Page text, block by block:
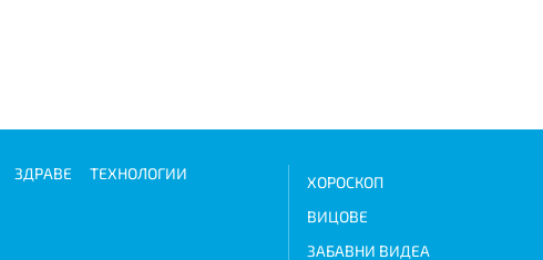
ЗДРАВЕ
ТЕХНОЛОГИИ
ХОРОСКОП
ВИЦОВЕ
ЗАБАВНИ ВИДЕА